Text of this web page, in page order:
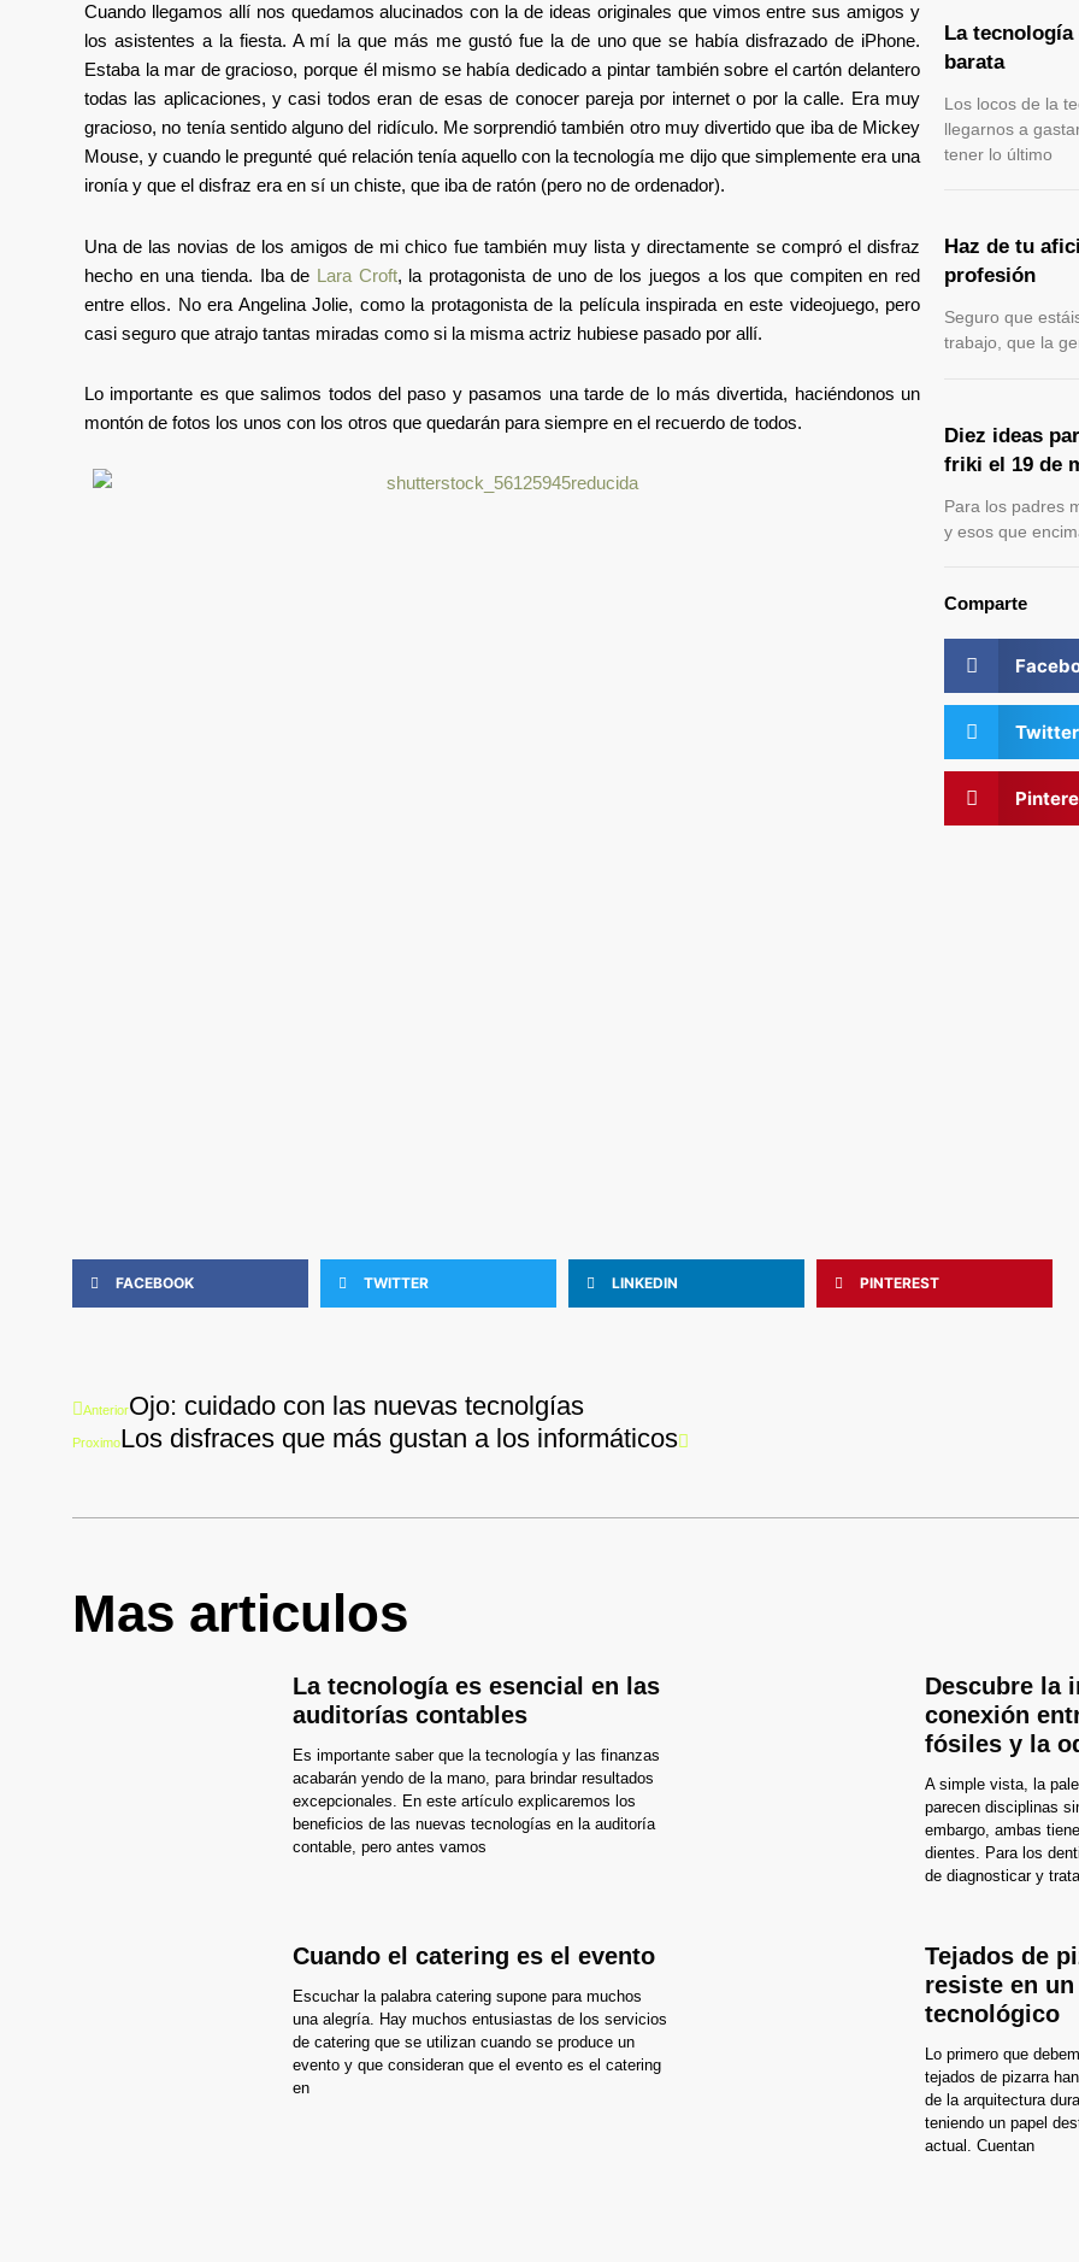
Cuando llegamos allí nos quedamos alucinados con la de ideas originales que vimos entre sus amigos y
los asistentes a la fiesta. A mí la que más me gustó fue la de uno que se había disfrazado de iPhone.
Estaba la mar de gracioso, porque él mismo se había dedicado a pintar también sobre el cartón delantero
todas las aplicaciones, y casi todos eran de esas de conocer pareja por internet o por la calle. Era muy
gracioso, no tenía sentido alguno del ridículo. Me sorprendió también otro muy divertido que iba de Mickey
Mouse, y cuando le pregunté qué relación tenía aquello con la tecnología me dijo que simplemente era una
ironía y que el disfraz era en sí un chiste, que iba de ratón (pero no de ordenador).
Una de las novias de los amigos de mi chico fue también muy lista y directamente se compró el disfraz
hecho en una tienda. Iba de Lara Croft, la protagonista de uno de los juegos a los que compiten en red
entre ellos. No era Angelina Jolie, como la protagonista de la película inspirada en este videojuego, pero
casi seguro que atrajo tantas miradas como si la misma actriz hubiese pasado por allí.
Lo importante es que salimos todos del paso y pasamos una tarde de lo más divertida, haciéndonos un
montón de fotos los unos con los otros que quedarán para siempre en el recuerdo de todos.
La
barata
Los locos de la
llegarnos a
tener lo último
Haz de tu
profesión
Seguro que
trabajo, que la
Diez ideas
friki el 19 de
Para los padres
y esos que
Comparte
Twitter
FACEBOOK TWITTER LINKEDIN PINTEREST
AnteriorOjo: cuidado con las nuevas tecnolgías
ProximoLos disfraces que más gustan a los informáticos
Mas articulos
La tecnología es esencial en las
auditorías contables
Es importante saber que la tecnología y las finanzas
acabarán yendo de la mano, para brindar resultados
excepcionales. En este artículo explicaremos los
beneficios de las nuevas tecnologías en la auditoría
contable, pero antes vamos
Descubre la
conexión
fósiles y la
A simple vista, la
parecen disciplinas
embargo, ambas
dientes. Para los
de diagnosticar y
Cuando el catering es el evento
Escuchar la palabra catering supone para muchos
una alegría. Hay muchos entusiastas de los servicios
de catering que se utilizan cuando se produce un
evento y que consideran que el evento es el catering
en
Tejados de
resiste en
tecnológico
Lo primero que
tejados de pizarra
de la arquitectura
teniendo un papel
actual. Cuentan